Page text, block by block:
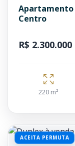
Apartamento
Centro
R$ 2.300.000
220 m²
ACEITA PERMUTA